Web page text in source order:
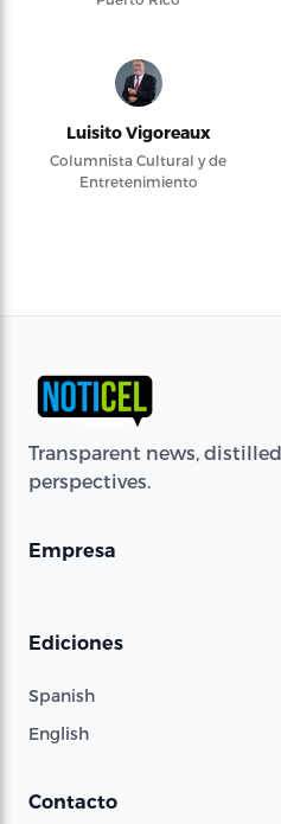
Luisito Vigoreaux
Columnista Cultural y de
Entretenimiento
Transparent news,
perspectives.
Empresa
Ediciones
Spanish
English
Contacto